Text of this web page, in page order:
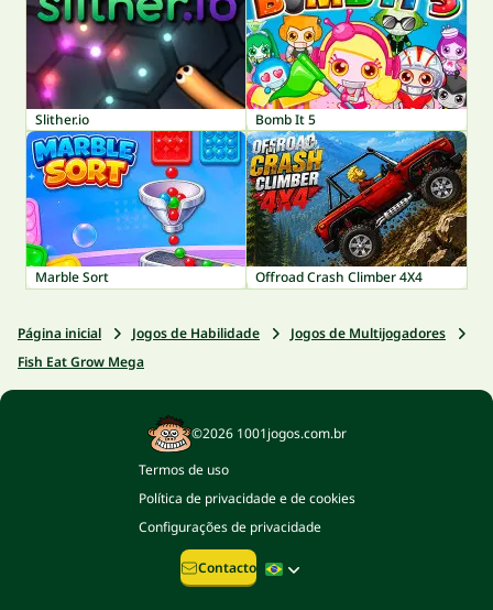
Slither.io Bomb It 5
Marble Sort Offroad Crash Climber 4X4
Página inicial Jogos de Habilidade
Jogos de Multijogadores
Fish Eat Grow Mega
©2026 1001jogos.com.br
Termos de uso
Política de privacidade e de cookies
Configurações de privacidade
Contacto